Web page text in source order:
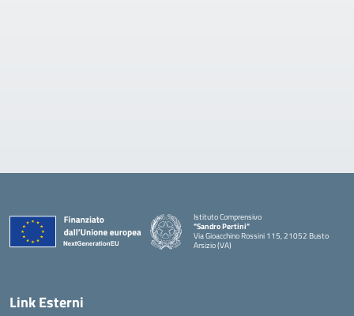
Istituto Comprensivo
"Sandro Pertini"
Via Gioacchino Rossini 115, 21052 Busto
Arsizio (VA)
Link Esterni